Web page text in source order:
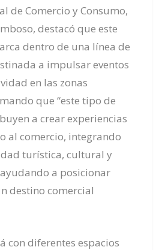
de Comercio y Consumo,
destacó que este
dentro de una línea de
a impulsar eventos
en las zonas
que “este tipo de
a crear experiencias
al comercio, integrando
turística, cultural y
a posicionar
destino comercial
con diferentes espacios